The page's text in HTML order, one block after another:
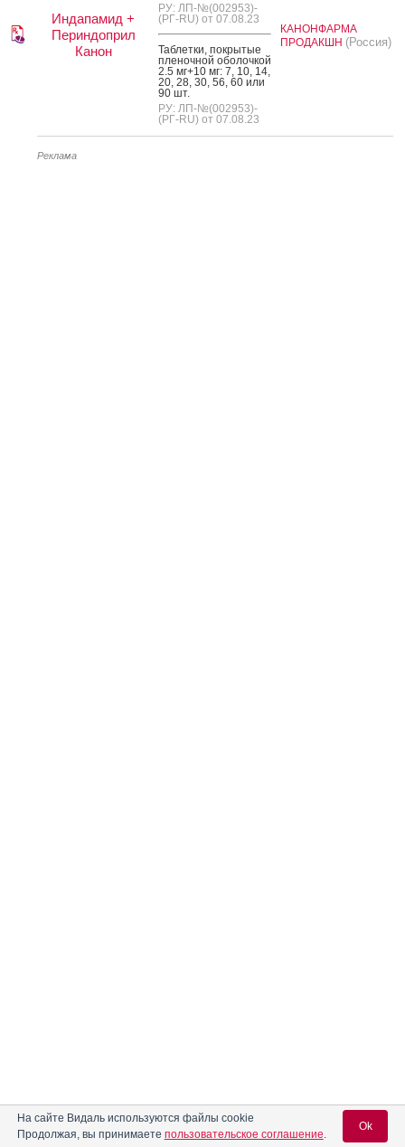
Индапамид +
Периндоприл
Канон
РУ: ЛП-№(002953)-
(РГ-RU) от 07.08.23
Таб­летки, пок­ры­тые
пле­ноч­ной обо­лоч­кой
2.5 мг+10 мг: 7, 10, 14,
20, 28, 30, 56, 60 или
90 шт.
РУ: ЛП-№(002953)-
(РГ-RU) от 07.08.23
КАНОНФАРМА
ПРОДАКШН (Россия)
Реклама
На сайте Видаль используются файлы cookie
Продолжая, вы принимаете пользовательское соглашение.
Ok